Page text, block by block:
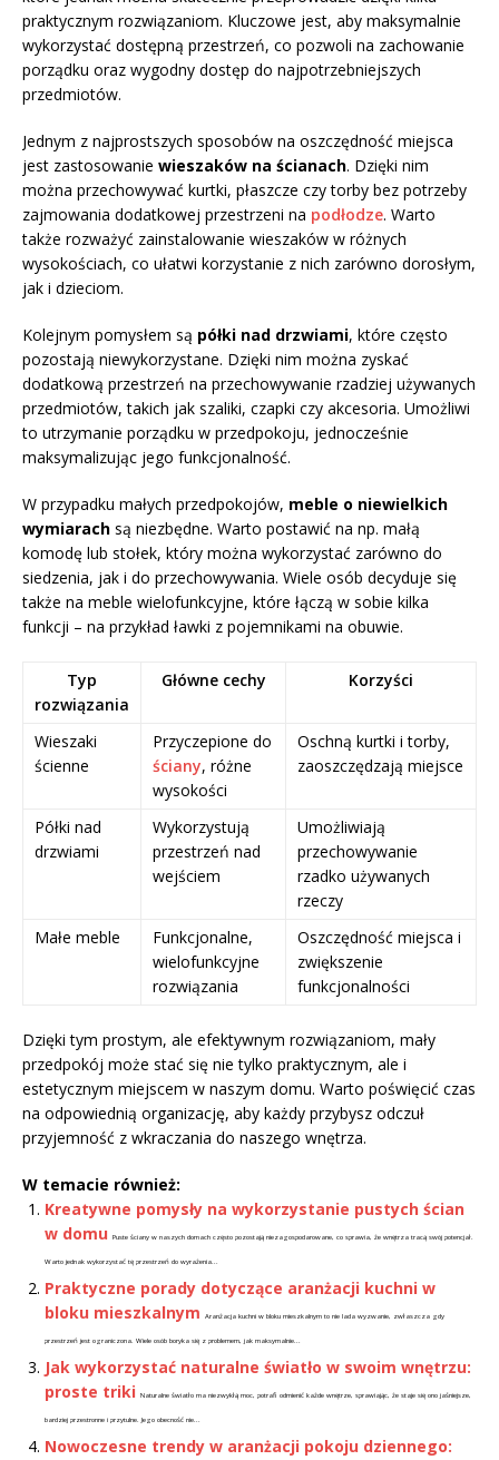
praktycznym rozwiązaniom. Kluczowe jest, aby maksymalnie
wykorzystać dostępną przestrzeń, co pozwoli na zachowanie
porządku oraz wygodny dostęp do najpotrzebniejszych
przedmiotów.
Jednym z najprostszych sposobów na oszczędność miejsca
jest zastosowanie wieszaków na ścianach. Dzięki nim
można przechowywać kurtki, płaszcze czy torby bez potrzeby
zajmowania dodatkowej przestrzeni na podłodze. Warto
także rozważyć zainstalowanie wieszaków w różnych
wysokościach, co ułatwi korzystanie z nich zarówno dorosłym,
jak i dzieciom.
Kolejnym pomysłem są półki nad drzwiami, które często
pozostają niewykorzystane. Dzięki nim można zyskać
dodatkową przestrzeń na przechowywanie rzadziej używanych
przedmiotów, takich jak szaliki, czapki czy akcesoria. Umożliwi
to utrzymanie porządku w przedpokoju, jednocześnie
maksymalizując jego funkcjonalność.
W przypadku małych przedpokojów, meble o niewielkich
wymiarach są niezbędne. Warto postawić na np. małą
komodę lub stołek, który można wykorzystać zarówno do
siedzenia, jak i do przechowywania. Wiele osób decyduje się
także na meble wielofunkcyjne, które łączą w sobie kilka
funkcji – na przykład ławki z pojemnikami na obuwie.
Typ
rozwiązania
Główne cechy Korzyści
Wieszaki
ścienne
Przyczepione do
ściany, różne
wysokości
Oschną kurtki i torby,
zaoszczędzają miejsce
Półki nad
drzwiami
Wykorzystują
przestrzeń nad
wejściem
Umożliwiają
przechowywanie
rzadko używanych
rzeczy
Małe meble
Funkcjonalne,
wielofunkcyjne
rozwiązania
Oszczędność miejsca i
zwiększenie
funkcjonalności
Dzięki tym prostym, ale efektywnym rozwiązaniom, mały
przedpokój może stać się nie tylko praktycznym, ale i
estetycznym miejscem w naszym domu. Warto poświęcić czas
na odpowiednią organizację, aby każdy przybysz odczuł
przyjemność z wkraczania do naszego wnętrza.
W temacie również:
Kreatywne pomysły na wykorzystanie pustych ścian
w domu
Puste ściany w naszych domach często pozostają niezagospodarowane, co sprawia, że wnętrza tracą swój potencjał.
Warto jednak wykorzystać tę przestrzeń do wyrażenia...
Praktyczne porady dotyczące aranżacji kuchni w
bloku mieszkalnym
Aranżacja kuchni w bloku mieszkalnym to nie lada wyzwanie, zwłaszcza gdy
przestrzeń jest ograniczona. Wiele osób boryka się z problemem, jak maksymalnie...
Jak wykorzystać naturalne światło w swoim wnętrzu:
proste triki
Naturalne światło ma niezwykłą moc, potrafi odmienić każde wnętrze, sprawiając, że staje się ono jaśniejsze,
bardziej przestronne i przytulne. Jego obecność nie...
Nowoczesne trendy w aranżacji pokoju dziennego: